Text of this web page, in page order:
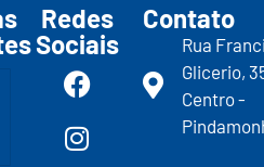
Redes
Sociais
Contato
Rua
Glicerio,
Centro -